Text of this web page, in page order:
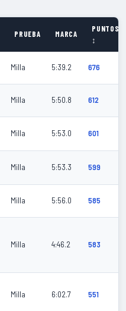
PRUEBA MARCA
PUNTOS
↕
Milla 5:39.2 676
Milla 5:50.8 612
Milla 5:53.0 601
Milla 5:53.3 599
Milla 5:56.0 585
Milla 4:46.2 583
Milla 6:02.7 551